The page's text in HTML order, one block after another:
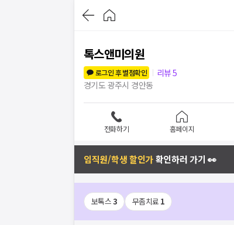
톡스앤미의원
로그인 후 별점확인
리뷰5
경기도 광주시 경안동
전화하기 홈페이지
임직원/학생 할인가확인하러 가기 👀
보톡스3 무좀치료 1